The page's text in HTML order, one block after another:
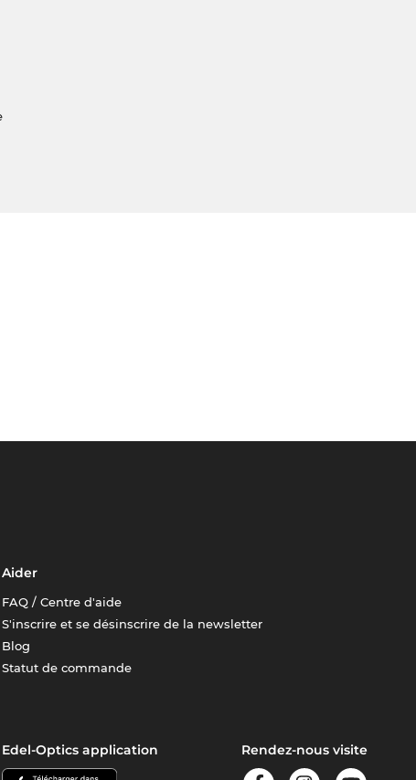
Aider
FAQ / Centre d'aide
S'inscrire et se désinscrire de la newsletter
Blog
Statut de commande
Edel-Optics application Rendez-nous visite